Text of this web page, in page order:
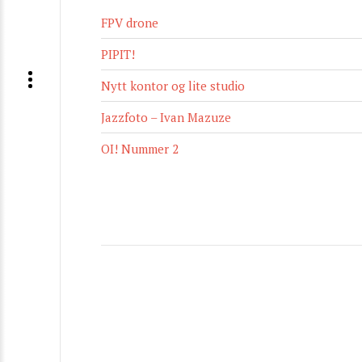
FPV drone
PIPIT!
Nytt kontor og lite studio
Jazzfoto – Ivan Mazuze
OI! Nummer 2